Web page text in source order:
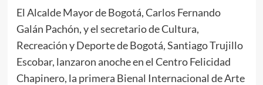
El Alcalde Mayor de Bogotá, Carlos Fernando
Galán Pachón, y el secretario de Cultura,
Recreación y Deporte de Bogotá, Santiago Trujillo
Escobar, lanzaron anoche en el Centro Felicidad
Chapinero, la primera Bienal Internacional de Arte